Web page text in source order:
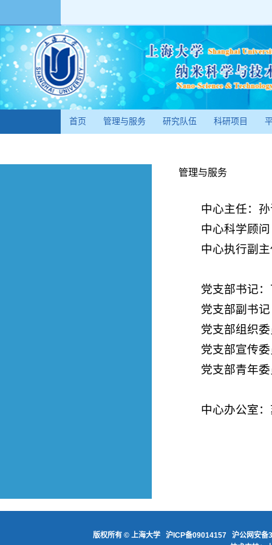
首页 管理与服务 研究队伍 科研项目
管理与服务
中心主任：
中心科学顾
中心执行副
党支部书记
党支部副书
党支部组织
党支部宣传
党支部青年
中心办公室：
版权所有 ©上海大学 沪ICP备09014157
沪公网安备